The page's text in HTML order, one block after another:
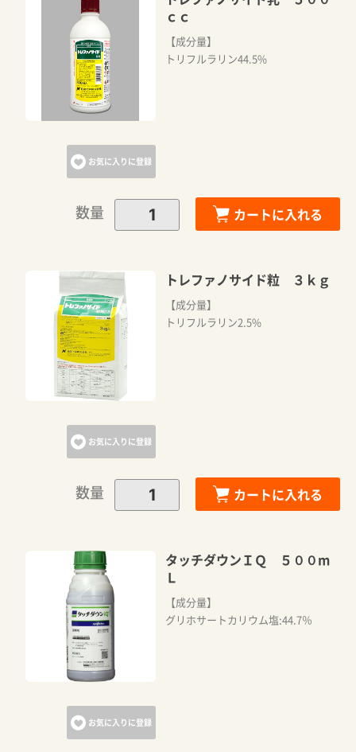
お気に入りに登録
ｃｃ
【成分量】
トリフルラリン44.5%
数量 カートに入れる
お気に入りに登録
トレファノサイド粒 ３ｋｇ
【成分量】
トリフルラリン2.5%
数量 カートに入れる
お気に入りに登録
タッチダウンＩＱ ５００m
Ｌ
【成分量】
グリホサートカリウム塩:44.7％
カートに追加しました。